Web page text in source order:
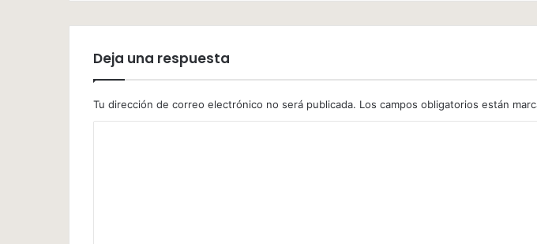
Deja una respuesta
Tu dirección de correo electrónico no será publicada. Los campos obligatorios están